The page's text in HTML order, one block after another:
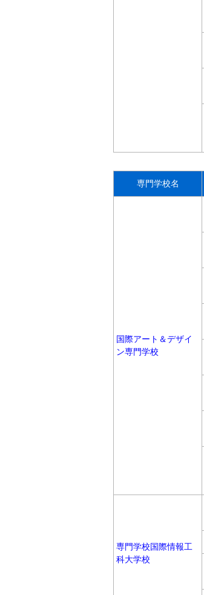
専門学校名
国際アート＆デザイ
ン専門学校
専門学校国際情報工
科大学校